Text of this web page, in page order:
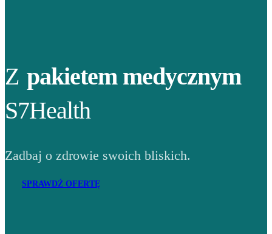
Z pakietem medycznym
S7Health
Zadbaj o zdrowie swoich bliskich.
SPRAWDŹ OFERTĘ